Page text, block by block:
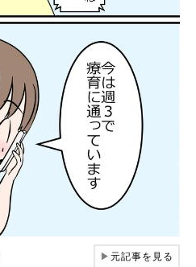
▶元記事を見る